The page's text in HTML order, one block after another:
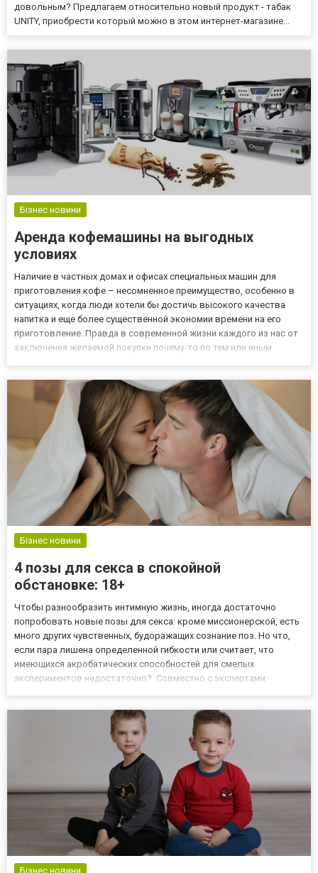
довольным? Предлагаем относительно новый продукт - табак
UNITY, приобрести который можно в этом интернет-магазине...
Бізнес новини
Аренда кофемашины на выгодных
условиях
Наличие в частных домах и офисах специальных машин для
приготовления кофе – несомненное преимущество, особенно в
ситуациях, когда люди хотели бы достичь высокого качества
напитка и еще более существенной экономии времени на его
приготовление. Правда в современной жизни каждого из нас от
заключения желаемой покупки почему-то по тем или иным
Бізнес новини
4 позы для секса в спокойной
обстановке: 18+
Чтобы разнообразить интимную жизнь, иногда достаточно
попробовать новые позы для секса: кроме миссионерской, есть
много других чувственных, будоражащих сознание поз. Но что,
если пара лишена определенной гибкости или считает, что
имеющихся акробатических способностей для смелых
экспериментов недостаточно? Совместно с экспертами
Бізнес новини